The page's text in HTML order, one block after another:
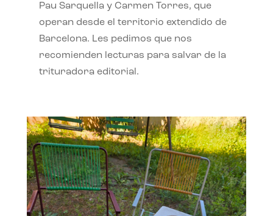
Pau Sarquella y Carmen Torres, que
operan desde el territorio extendido de
Barcelona. Les pedimos que nos
recomienden lecturas para salvar de la
trituradora editorial.